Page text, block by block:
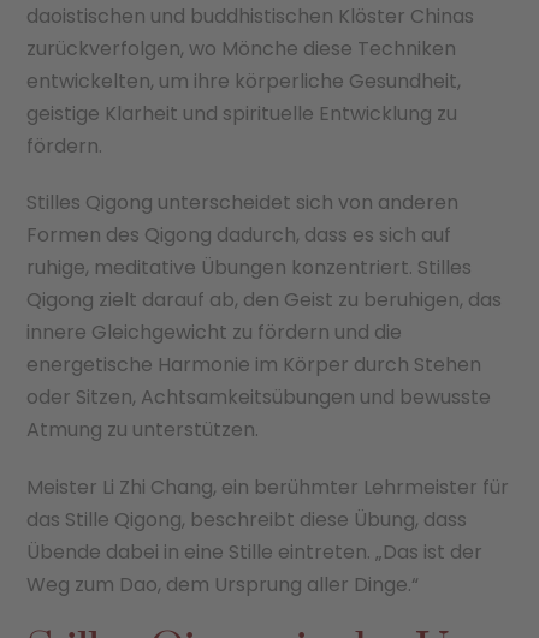
daoistischen und buddhistischen Klöster Chinas
zurückverfolgen, wo Mönche diese Techniken
entwickelten, um ihre körperliche Gesundheit,
geistige Klarheit und spirituelle Entwicklung zu
fördern.
Stilles Qigong unterscheidet sich von anderen
Formen des Qigong dadurch, dass es sich auf
ruhige, meditative Übungen konzentriert. Stilles
Qigong zielt darauf ab, den Geist zu beruhigen, das
innere Gleichgewicht zu fördern und die
energetische Harmonie im Körper durch Stehen
oder Sitzen, Achtsamkeitsübungen und bewusste
Atmung zu unterstützen.
Meister Li Zhi Chang, ein berühmter Lehrmeister für
das Stille Qigong, beschreibt diese Übung, dass
Übende dabei in eine Stille eintreten. „Das ist der
Weg zum Dao, dem Ursprung aller Dinge.“